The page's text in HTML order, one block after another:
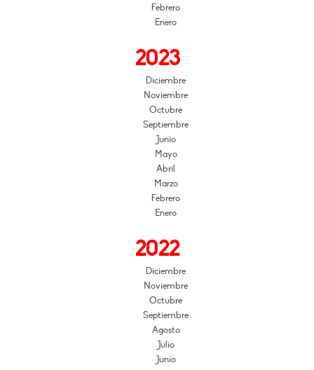
Febrero
Enero
2023
Diciembre
Noviembre
Octubre
Septiembre
Junio
Mayo
Abril
Marzo
Febrero
Enero
2022
Diciembre
Noviembre
Octubre
Septiembre
Agosto
Julio
Junio